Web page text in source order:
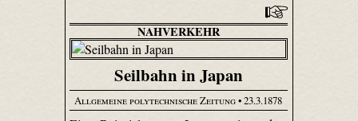
NAHVERKEHR
Seilbahn in Japan
Allgemeine polytechnische Zeitung• 23.3.1878